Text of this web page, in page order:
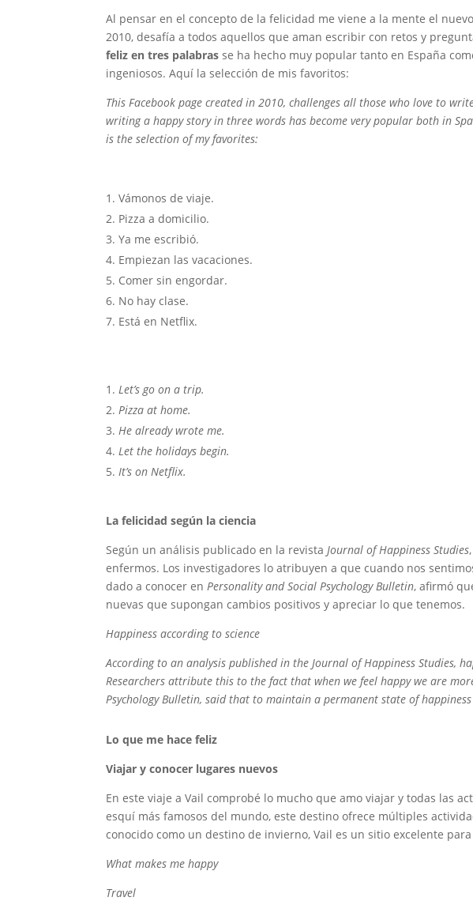
Al pensar en el concepto de la felicidad me viene a la mente el
2010, desafía a todos aquellos que aman escribir con retos y
feliz en tres palabras se ha hecho muy popular tanto en España
ingeniosos. Aquí la selección de mis favoritos:
This Facebook page created in 2010, challenges all those who love to
writing a happy story in three words has become very popular both in
is the selection of my favorites:
Vámonos de viaje.
Pizza a domicilio.
Ya me escribió.
Empiezan las vacaciones.
Comer sin engordar.
No hay clase.
Está en Netflix.
Let’s go on a trip.
Pizza at home.
He already wrote me.
Let the holidays begin.
It’s on Netflix.
La felicidad según la ciencia
Según un análisis publicado en la revista Journal of Happiness Studies
enfermos. Los investigadores lo atribuyen a que cuando nos
dado a conocer en Personality and Social Psychology Bulletin, afirmó
nuevas que supongan cambios positivos y apreciar lo que tenemos.
Happiness according to science
According to an analysis published in the Journal of Happiness Studies,
Researchers attribute this to the fact that when we feel happy we are
Psychology Bulletin, said that to maintain a permanent state of
Lo que me hace feliz
Viajar y conocer lugares nuevos
En este viaje a Vail comprobé lo mucho que amo viajar y todas las
esquí más famosos del mundo, este destino ofrece múltiples
conocido como un destino de invierno, Vail es un sitio excelente
What makes me happy
Travel